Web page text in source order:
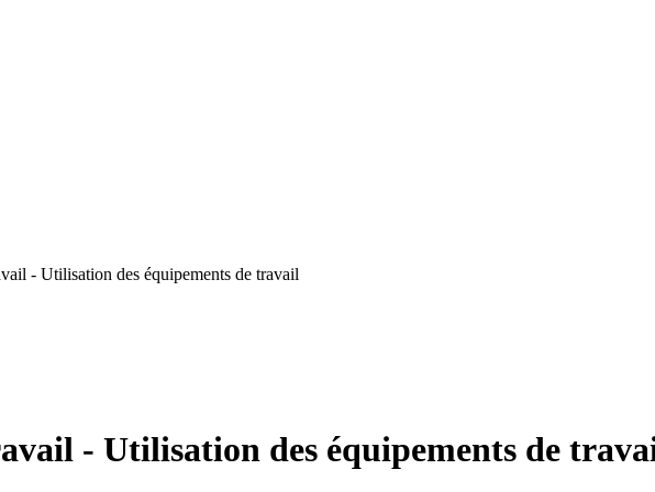
- Utilisation des équipements de travail
- Utilisation des équipements de